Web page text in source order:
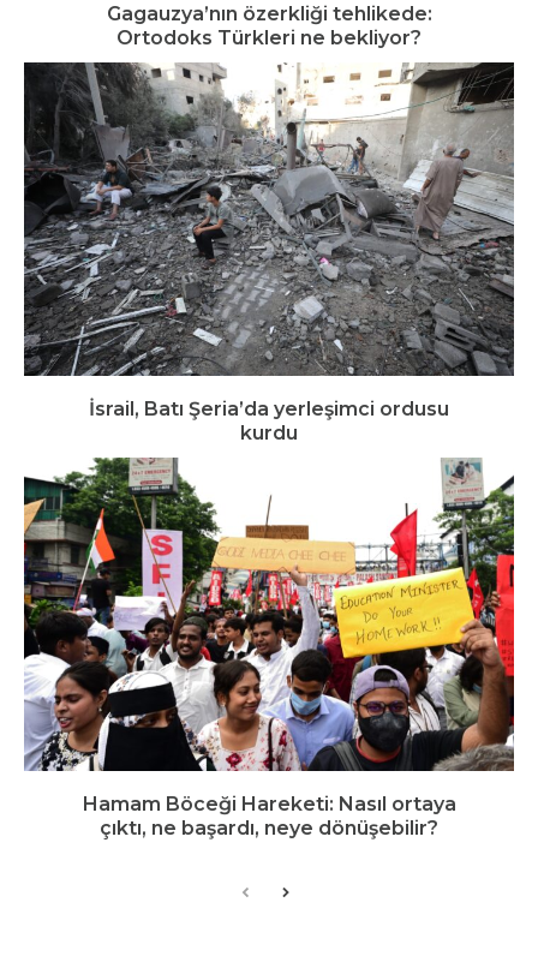
Gagauzya’nın özerkliği tehlikede:
Ortodoks Türkleri ne bekliyor?
İsrail, Batı Şeria’da yerleşimci ordusu
kurdu
Hamam Böceği Hareketi: Nasıl ortaya
çıktı, ne başardı, neye dönüşebilir?